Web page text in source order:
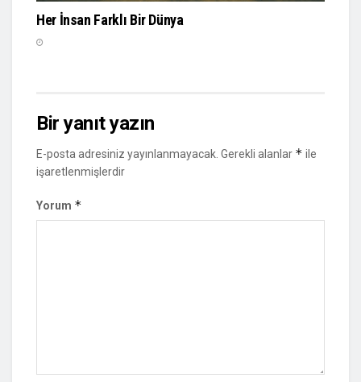
Her İnsan Farklı Bir Dünya
Bir yanıt yazın
E-posta adresiniz yayınlanmayacak. Gerekli alanlar * ile
işaretlenmişlerdir
Yorum *